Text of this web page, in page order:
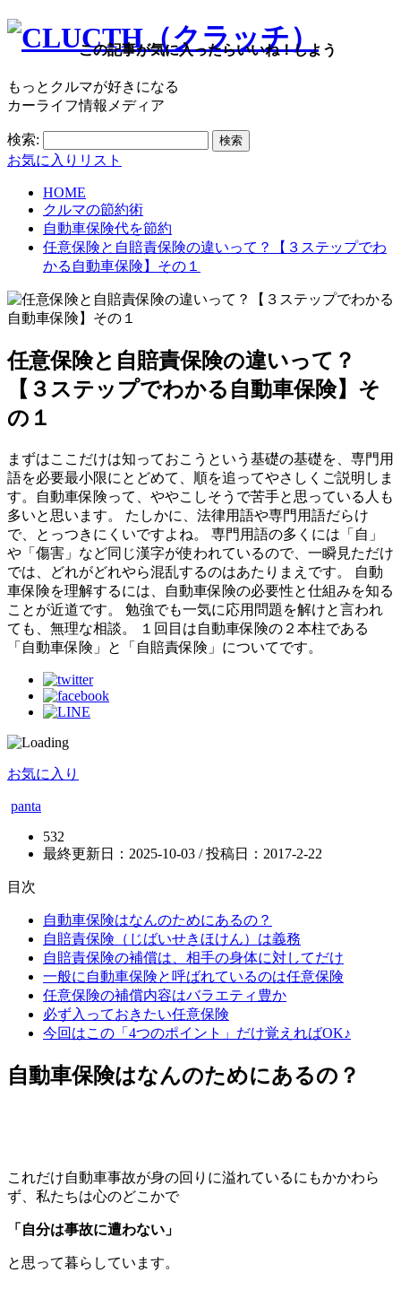
もっとクルマが好きになる
カーライフ情報メディア
検索:
お気に入りリスト
HOME
クルマの節約術
自動車保険代を節約
任意保険と自賠責保険の違いって？【３ステップでわ
かる自動車保険】その１
任意保険と自賠責保険の違いって？
【３ステップでわかる自動車保険】そ
の１
まずはここだけは知っておこうという基礎の基礎を、専門用
語を必要最小限にとどめて、順を追ってやさしくご説明しま
す。自動車保険って、ややこしそうで苦手と思っている人も
多いと思います。 たしかに、法律用語や専門用語だらけ
で、とっつきにくいですよね。 専門用語の多くには「自」
や「傷害」など同じ漢字が使われているので、一瞬見ただけ
では、どれがどれやら混乱するのはあたりまえです。 自動
車保険を理解するには、自動車保険の必要性と仕組みを知る
ことが近道です。 勉強でも一気に応用問題を解けと言われ
ても、無理な相談。 １回目は自動車保険の２本柱である
「自動車保険」と「自賠責保険」についてです。
お気に入り
panta
532
最終更新日：2025-10-03 / 投稿日： 2017-2-22
目次
自動車保険はなんのためにあるの？
自賠責保険（じばいせきほけん）は義務
自賠責保険の補償は、相手の身体に対してだけ
一般に自動車保険と呼ばれているのは任意保険
任意保険の補償内容はバラエティ豊か
必ず入っておきたい任意保険
今回はこの「4つのポイント」だけ覚えればOK♪
自動車保険はなんのためにあるの？
これだけ自動車事故が身の回りに溢れているにもかかわら
ず、私たちは心のどこかで
「自分は事故に遭わない」
と思って暮らしています。
この記事が気に入ったらいいね！しよう